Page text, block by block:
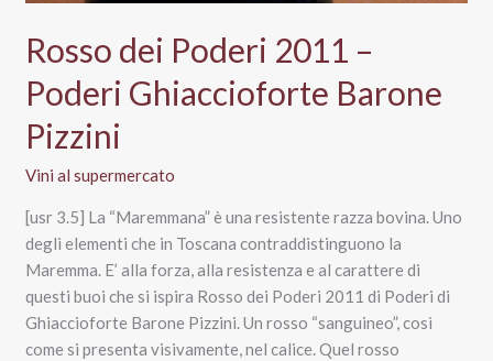
Rosso dei Poderi 2011 –
Poderi Ghiaccioforte Barone
Pizzini
Vini al supermercato
[usr 3.5] La “Maremmana” è una resistente razza bovina. Uno
degli elementi che in Toscana contraddistinguono la
Maremma. E’ alla forza, alla resistenza e al carattere di
questi buoi che si ispira Rosso dei Poderi 2011 di Poderi di
Ghiaccioforte Barone Pizzini. Un rosso “sanguineo”, così
come si presenta visivamente, nel calice. Quel rosso